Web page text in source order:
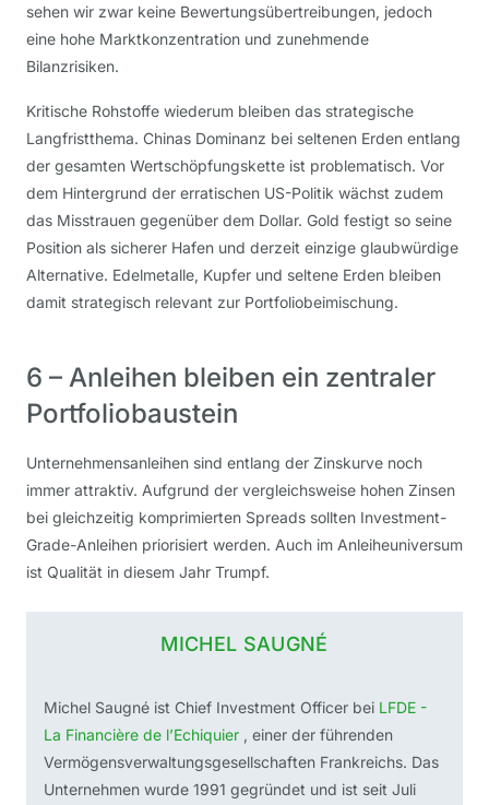
sehen wir zwar keine Bewertungsübertreibungen, jedoch
eine hohe Marktkonzentration und zunehmende
Bilanzrisiken.
Kritische Rohstoffe wiederum bleiben das strategische
Langfristthema. Chinas Dominanz bei seltenen Erden entlang
der gesamten Wertschöpfungskette ist problematisch. Vor
dem Hintergrund der erratischen US-Politik wächst zudem
das Misstrauen gegenüber dem Dollar. Gold festigt so seine
Position als sicherer Hafen und derzeit einzige glaubwürdige
Alternative. Edelmetalle, Kupfer und seltene Erden bleiben
damit strategisch relevant zur Portfoliobeimischung.
6 – Anleihen bleiben ein zentraler
Portfoliobaustein
Unternehmensanleihen sind entlang der Zinskurve noch
immer attraktiv. Aufgrund der vergleichsweise hohen Zinsen
bei gleichzeitig komprimierten Spreads sollten Investment-
Grade-Anleihen priorisiert werden. Auch im Anleiheuniversum
ist Qualität in diesem Jahr Trumpf.
MICHEL SAUGNÉ
Michel Saugné ist Chief Investment Officer bei LFDE -
La Financière de l’Echiquier , einer der führenden
Vermögensverwaltungsgesellschaften Frankreichs. Das
Unternehmen wurde 1991 gegründet und ist seit Juli